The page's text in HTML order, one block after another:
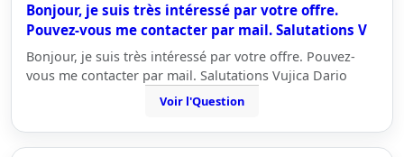
Bonjour, je suis très intéressé par votre offre.
Pouvez-vous me contacter par mail. Salutations V
Bonjour, je suis très intéressé par votre offre. Pouvez-
vous me contacter par mail. Salutations Vujica Dario
Voir l'Question